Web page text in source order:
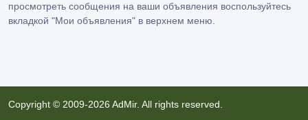
просмотреть сообщения на ваши объявления воспользуйтесь
вкладкой "Мои объявления" в верхнем меню.
Copyright © 2009-2026 AdMir. All rights reserved.